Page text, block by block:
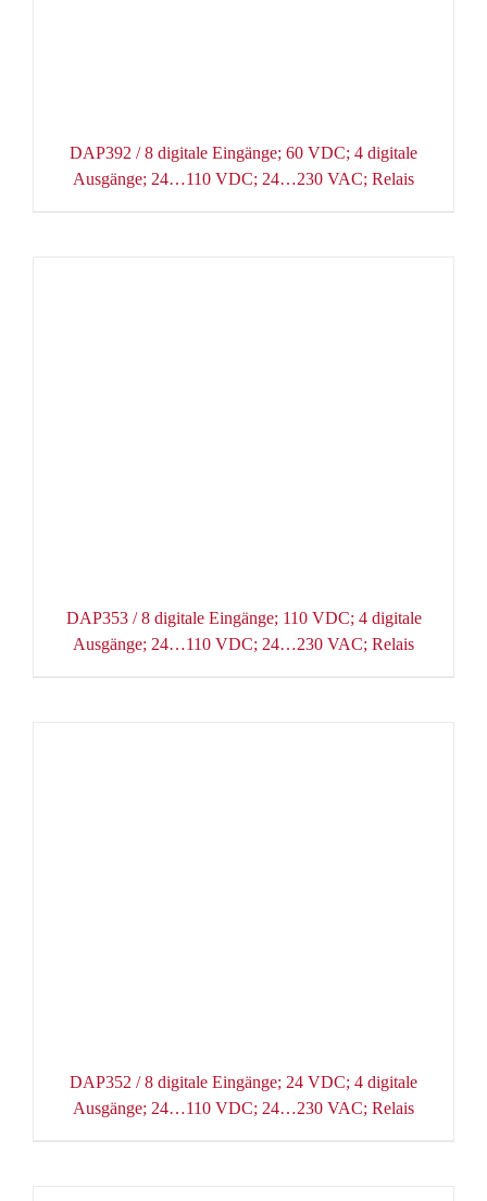
DAP392 / 8 digitale Eingänge; 60 VDC; 4 digitale
Ausgänge; 24…110 VDC; 24…230 VAC; Relais
DAP353 / 8 digitale Eingänge; 110 VDC; 4 digitale
Ausgänge; 24…110 VDC; 24…230 VAC; Relais
DAP352 / 8 digitale Eingänge; 24 VDC; 4 digitale
Ausgänge; 24…110 VDC; 24…230 VAC; Relais